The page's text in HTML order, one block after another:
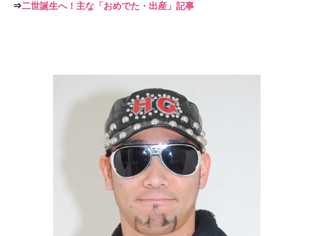
⇒二世誕生へ！主な「おめでた・出産」記事